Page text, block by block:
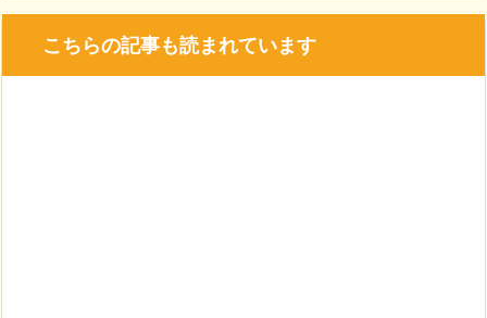
こちらの記事も読まれています